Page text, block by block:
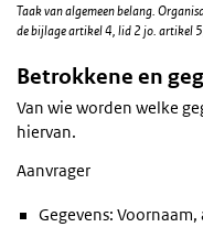
Taak van algemeen belang.
de bijlage artikel 4, lid 2 jo. artikel
Betrokkene en
Van wie worden welke
hiervan.
Aanvrager
Gegevens: